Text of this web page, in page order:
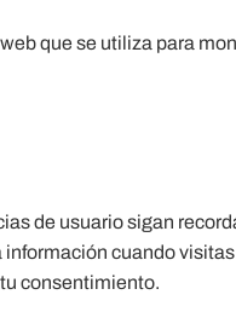
que se utiliza para
de usuario sigan
cuando
consentimiento.